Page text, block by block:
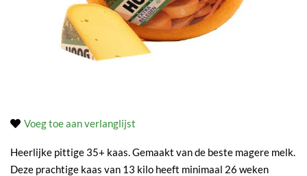
Voeg toe aan verlanglijst
Heerlijke pittige 35+ kaas. Gemaakt van de beste magere melk.
Deze prachtige kaas van 13 kilo heeft minimaal 26 weken